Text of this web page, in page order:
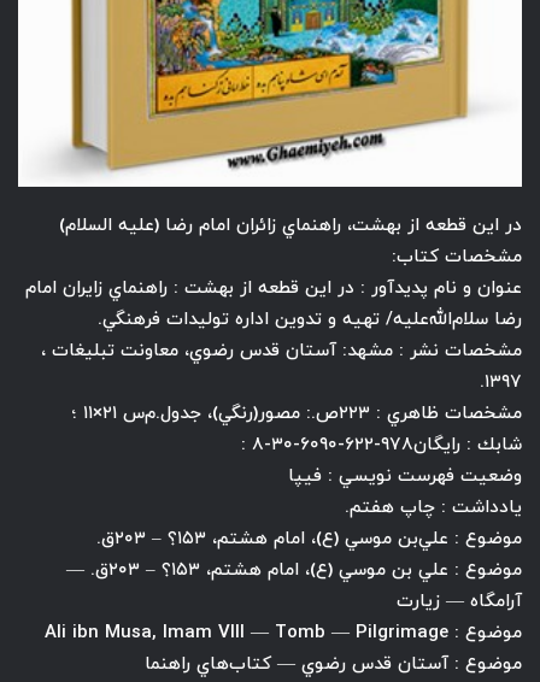
در اين قطعه از بهشت، راهنماي زائران امام رضا (عليه السلام)
مشخصات كتاب:
عنوان و نام پديدآور : در اين قطعه از بهشت : راهنماي زايران امام
رضا سلام‌الله‌عليه/ تهيه و تدوين اداره توليدات فرهنگي.
مشخصات نشر : مشهد: آستان قدس رضوي، معاونت تبليغات ،
۱۳۹۷.
مشخصات ظاهري : ۲۲۳ص.: مصور(رنگي)، جدول.م‌س ۲۱×۱۱ ؛
شابك : رايگان‌۹۷۸-۶۲۲-۶۰۹۰-۳۰-۸ :
وضعيت فهرست نويسي : فيپا
يادداشت : چاپ هفتم.
موضوع : علي‌بن موسي (ع)، امام هشتم، ۱۵۳؟ – ۲۰۳ق.
موضوع : علي بن موسي (ع)، امام هشتم، ۱۵۳؟ – ۲۰۳ق. —
آرامگاه — زيارت
موضوع : Ali ibn Musa, Imam VIII — Tomb — Pilgrimage
موضوع : آستان قدس رضوي — كتاب‌هاي راهنما